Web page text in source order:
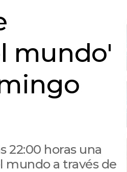
mundo'
22:00 horas una
mundo a través de